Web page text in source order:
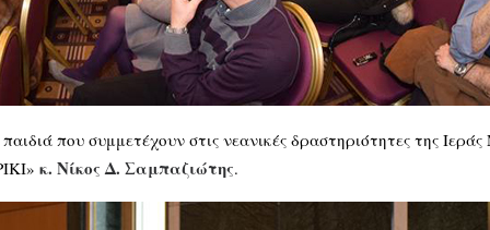
που συμμετέχουν στις νεανικές δραστηριότητες της
κ. Νίκος Δ. Σαμπαζιώτης.